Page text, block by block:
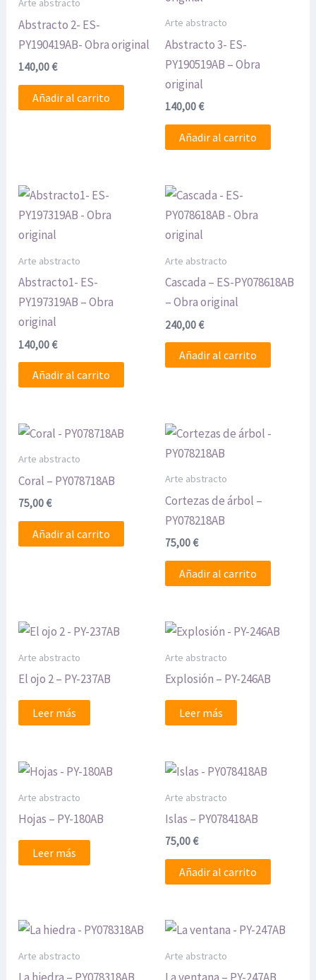
Arte abstracto
Abstracto 2- ES-
PY190419AB- Obra original
140,00€
Añadir al carrito
Arte abstracto
Abstracto 3- ES-
PY190519AB – Obra
original
140,00€
Añadir al carrito
Arte abstracto
Abstracto1- ES-
PY197319AB – Obra
original
140,00€
Añadir al carrito
Arte abstracto
Cascada – ES-PY078618AB
– Obra original
240,00€
Añadir al carrito
Arte abstracto
Coral – PY078718AB
75,00€
Añadir al carrito
Arte abstracto
Cortezas de árbol –
PY078218AB
75,00€
Añadir al carrito
Arte abstracto
El ojo 2 – PY-237AB
Leer más
Arte abstracto
Explosión – PY-246AB
Leer más
Arte abstracto
Hojas – PY-180AB
Leer más
Arte abstracto
Islas – PY078418AB
75,00€
Añadir al carrito
Arte abstracto Arte abstracto